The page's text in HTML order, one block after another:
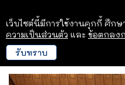
เว็บไซต์นี้มีการใช้งานคุกกี้ ศึกษ
ความเป็นส่วนตัว และ ข้อตกลง
รับทราบ